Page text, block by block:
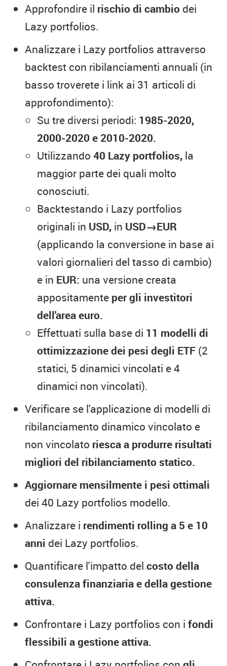
Approfondire il rischio di cambio dei
Lazy portfolios.
Analizzare i Lazy portfolios attraverso
backtest con ribilanciamenti annuali (in
basso troverete i link ai 31 articoli di
approfondimento):
Su tre diversi periodi: 1985-2020,
2000-2020 e 2010-2020.
Utilizzando 40 Lazy portfolios, la
maggior parte dei quali molto
conosciuti.
Backtestando i Lazy portfolios
originali in USD, in USD→EUR
(applicando la conversione in base ai
valori giornalieri del tasso di cambio)
e in EUR: una versione creata
appositamente per gli investitori
dell'area euro.
Effettuati sulla base di 11 modelli di
ottimizzazione dei pesi degli ETF (2
statici, 5 dinamici vincolati e 4
dinamici non vincolati).
Verificare se l'applicazione di modelli di
ribilanciamento dinamico vincolato e
non vincolato riesca a produrre risultati
migliori del ribilanciamento statico.
Aggiornare mensilmente i pesi ottimali
dei 40 Lazy portfolios modello.
Analizzare i rendimenti rolling a 5 e 10
anni dei Lazy portfolios.
Quantificare l'impatto del costo della
consulenza finanziaria e della gestione
attiva.
Confrontare i Lazy portfolios con i fondi
flessibili a gestione attiva.